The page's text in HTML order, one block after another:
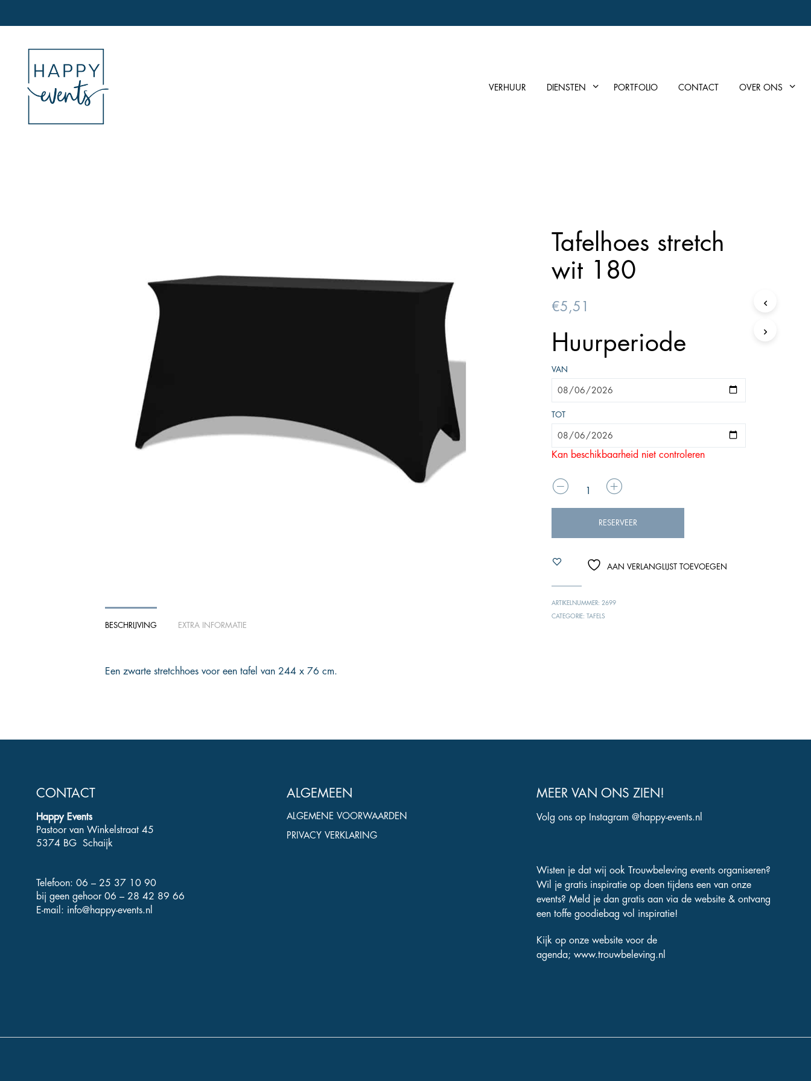
VERHUUR DIENSTEN PORTFOLIO CONTACT OVER ONS
Tafelhoes stretch
wit 180
€5,51
Huurperiode
VAN
TOT
Kan beschikbaarheid niet controleren
AANTAL
RESERVEER
AAN VERLANGLIJST TOEVOEGEN
ARTIKELNUMMER: 2699
CATEGORIE: TAFELS
BESCHRIJVING EXTRA INFORMATIE
Een zwarte stretchhoes voor een tafel van 244 x 76 cm.
CONTACT
Happy Events
Pastoor van Winkelstraat 45
5374 BG Schaijk
Telefoon: 06 – 25 37 10 90
bij geen gehoor 06 – 28 42 89 66
E-mail: info@happy-events.nl
ALGEMEEN
ALGEMENE VOORWAARDEN
PRIVACY VERKLARING
MEER VAN ONS ZIEN!
Volg ons op Instagram@happy-events.nl
Wisten je dat wij ook Trouwbeleving events organiseren?
Wil je gratis inspiratie op doen tijdens een van onze
events? Meld je dan gratis aan via de website & ontvang
een toffe goodiebag vol inspiratie!
Kijk op onze website voor de
agenda;www.trouwbeleving.nl